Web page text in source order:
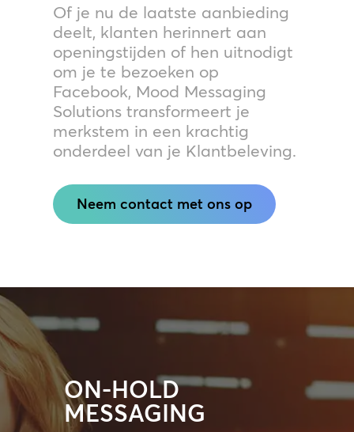
Of je nu de laatste aanbieding
deelt, klanten herinnert aan
openingstijden of hen uitnodigt
om je te bezoeken op
Facebook, Mood Messaging
Solutions transformeert je
merkstem in een krachtig
onderdeel van je Klantbeleving.
Neem contact met ons op
ON-HOLD
MESSAGING